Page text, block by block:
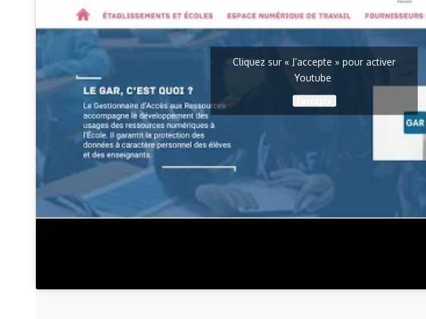
Cliquez sur « J’accepte » pour activer
Youtube